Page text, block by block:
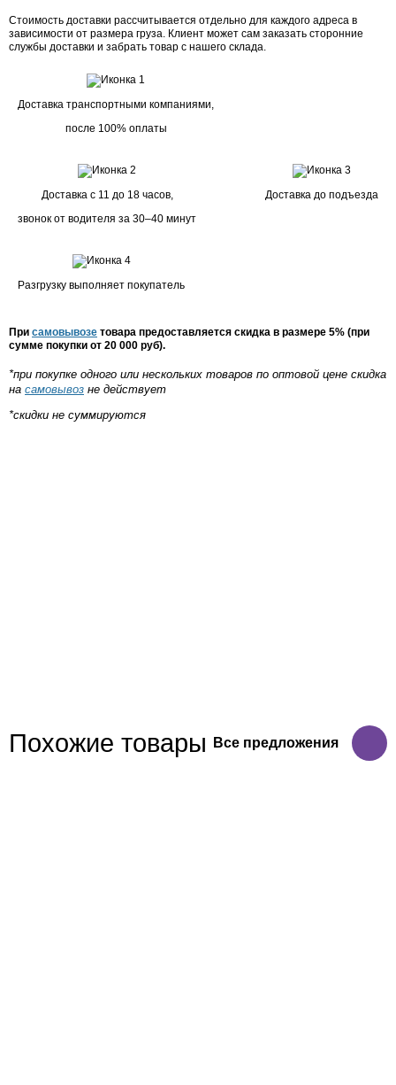
Стоимость доставки рассчитывается отдельно для каждого адреса в
зависимости от размера груза. Клиент может сам заказать сторонние
службы доставки и забрать товар с нашего склада.
Доставка транспортными компаниями,
после 100% оплаты
Доставка с 11 до 18 часов,
звонок от водителя за 30–40 минут
Доставка до подъезда
Разгрузку выполняет покупатель
При самовывозе товара предоставляется скидка в размере 5% (при
сумме покупки от 20 000 руб).
*при покупке одного или нескольких товаров по оптовой цене скидка
на самовывоз не действует
*скидки не суммируются
Похожие товары Все предложения